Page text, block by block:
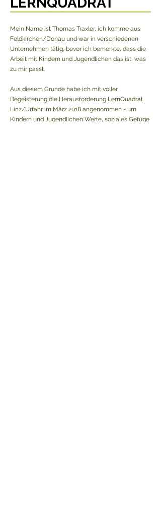
Mein Name ist Thomas Traxler, ich komme aus
Feldkirchen/Donau und war in verschiedenen
Unternehmen tätig, bevor ich bemerkte, dass die
Arbeit mit Kindern und Jugendlichen das ist, was
zu mir passt.
Aus diesem Grunde habe ich mit voller
Begeisterung die Herausforderung LernQuadrat
Linz/Urfahr im März 2018 angenommen - um
Kindern und Jugendlichen Werte, soziales Gefüge